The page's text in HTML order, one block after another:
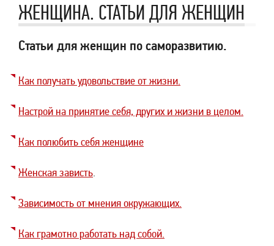
ЖЕНЩИНА. СТАТЬИ ДЛЯ ЖЕНЩИН
Статьи для женщин по саморазвитию.
Как получать удовольствие от жизни.
Настрой на принятие себя, других и жизни в целом.
Как полюбить себя женщине
Женская зависть
Зависимость от мнения окружающих.
Как грамотно работать над собой.